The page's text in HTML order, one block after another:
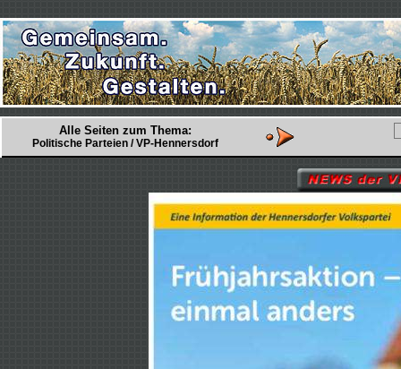
Alle Seiten zum Thema:
Politische Parteien / VP-Hennersdorf